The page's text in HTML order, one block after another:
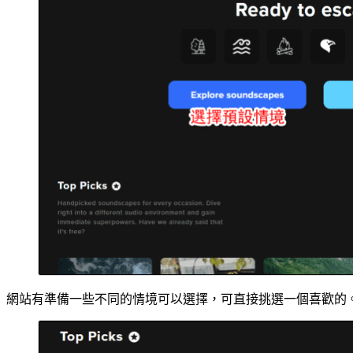
網站有準備一些不同的情境可以選擇，可直接挑選一個喜歡的